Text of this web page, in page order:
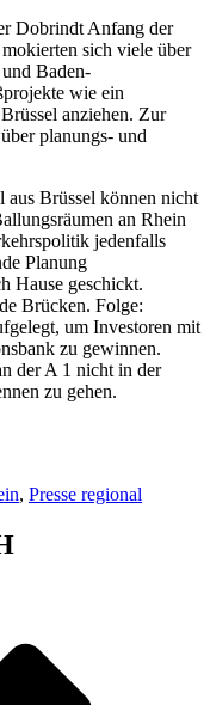
Dobrindt Anfang der
sich viele über
Baden-
wie ein
anziehen. Zur
planungs- und
aus Brüssel können nicht
an Rhein
jedenfalls
Planung
Hause geschickt.
Brücken. Folge:
um Investoren mit
zu gewinnen.
der A 1 nicht in der
zu gehen.
, Presse regional